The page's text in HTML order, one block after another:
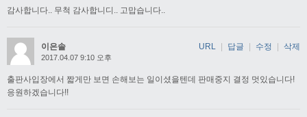
감사합니다.. 무척 감사합니디.. 고맙습니다..
이은솔
2017.04.07 9:10 오후
출판사입장에서 짧게만 보면 손해보는 일이셨을텐데 판매중지 결정 멋있습니다!
응원하겠습니다!!
URL | 답글 | 수정 | 삭제